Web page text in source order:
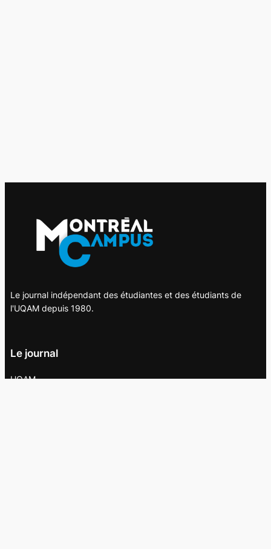
Le journal indépendant des étudiantes et des étudiants de
l'UQAM depuis 1980.
Le journal
UQAM